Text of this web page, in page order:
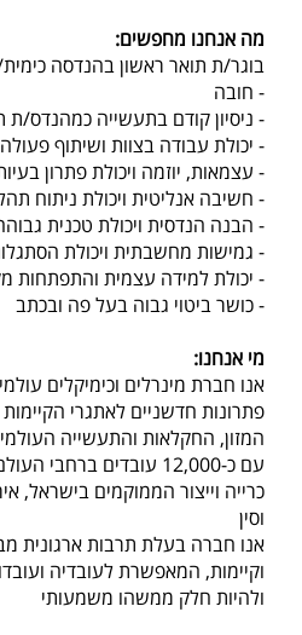
:מה אנחנו מחפשים
בוגר/ת תואר ראשון בהנדסה
חובה -
ניסיון קודם בתעשייה כמהנדס/ת תהליך – יתרון -
יכולת עבודה בצוות ושיתוף פעולה עם ממשקים מגוונים -
עצמאות, יוזמה ויכולת פתרון בעיות -
חשיבה אנליטית ויכולת ניתוח תהליכים -
הבנה הנדסית ויכולת טכנית גבוהה -
גמישות מחשבתית ויכולת הסתגלות לשינויים -
יכולת למידה עצמית והתפתחות מקצועית -
כושר ביטוי גבוה בעל פה ובכתב -
:מי אנחנו
אנו חברת מינרלים וכימיקלים
פתרונות חדשניים לאתגרי
המזון, החקלאות והתעשייה
עם כ-12,000 עובדים
כרייה וייצור הממוקמים בישראל,
וסין
​אנו חברה בעלת תרבות ארגונית
וקיימות, המאפשרת לעובדיה
ולהיות חלק ממשהו משמעותי